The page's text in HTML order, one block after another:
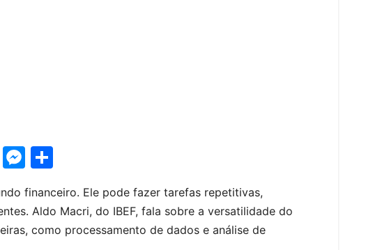
M
s
s
S
ar
e
financeiro. Ele pode fazer tarefas repetitivas,
Aldo Macri, do IBEF, fala sobre a versatilidade do
como processamento de dados e análise de